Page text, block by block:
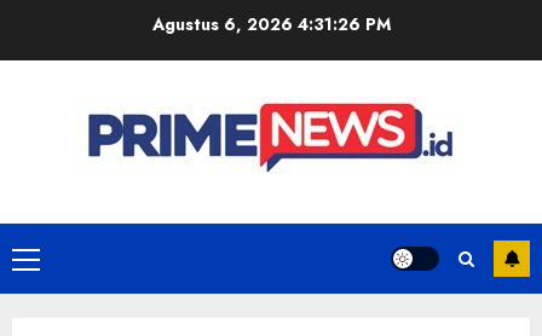
Agustus 6, 20264:31:27 PM
Primary
Menu